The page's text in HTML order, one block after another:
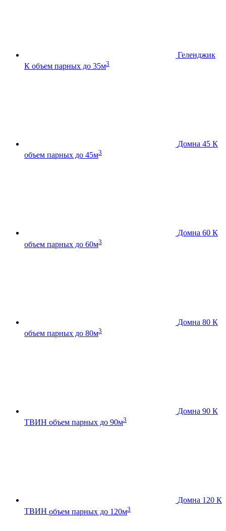
Геленджик
К объем парных до 35м3
Домна 45 К
объем парных до 45м3
Домна 60 К
объем парных до 60м3
Домна 80 К
объем парных до 80м3
Домна 90 К
ТВИН объем парных до 90м3
Домна 120 К
ТВИН объем парных до 120м3